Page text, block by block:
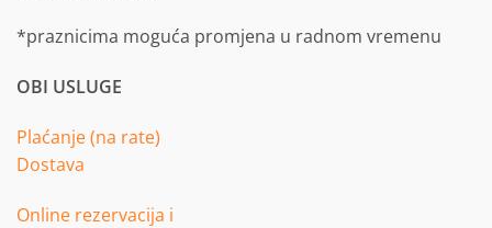
*praznicima moguća promjena u radnom vremenu
OBI USLUGE
Plaćanje (na rate)
Dostava
Online rezervacija i